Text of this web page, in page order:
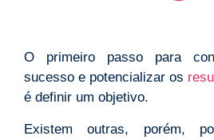
O primeiro passo para
sucesso e potencializar os
é definir um objetivo.
Existem outras, porém,